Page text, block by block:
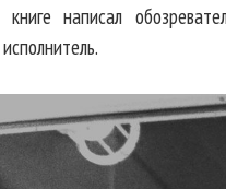
книге написал